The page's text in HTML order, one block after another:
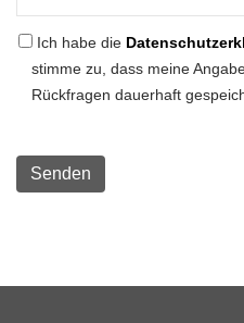
Ich habe die
stimme zu, dass meine
Rückfragen dauerhaft